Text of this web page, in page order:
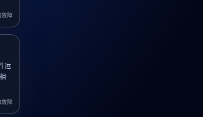
故障
运
故障